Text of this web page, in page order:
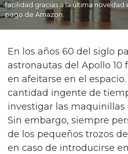
facilidad gracias a la última
pago de Amazon.
En los años 60 del siglo
astronautas del Apollo 10
en afeitarse en el
cantidad ingente de
investigar las maquinillas
Sin embargo, siempre
de los pequeños trozos
en caso de introducirse